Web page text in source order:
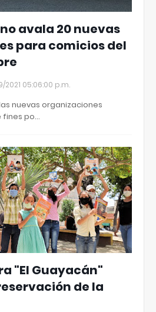
avala 20 nuevas
para comicios del
2021 05:06:00 p.m.
nuevas organizaciones
fines po…
"El Guayacán"
de la